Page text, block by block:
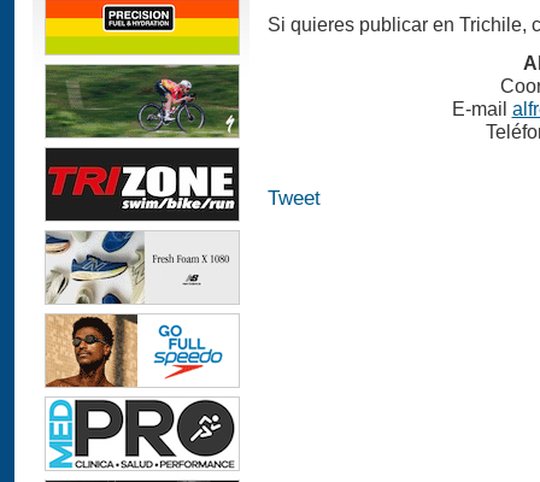
Si quieres publicar en Trichile,
E-mail
Tweet